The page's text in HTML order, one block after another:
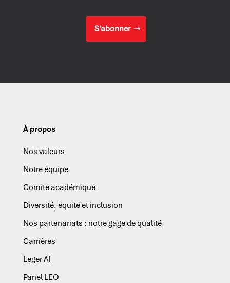
S’abonner
À propos
Nos valeurs
Notre équipe
Comité académique
Diversité, équité et inclusion
Nos partenariats : notre gage de qualité
Carrières
Leger AI
Panel LEO